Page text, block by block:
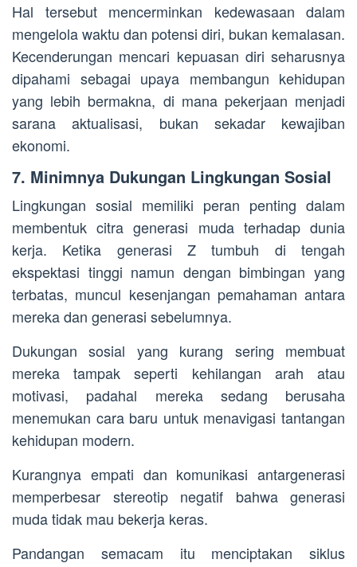
Hal tersebut mencerminkan kedewasaan dalam
mengelola waktu dan potensi diri, bukan kemalasan.
Kecenderungan mencari kepuasan diri seharusnya
dipahami sebagai upaya membangun kehidupan
yang lebih bermakna, di mana pekerjaan menjadi
sarana aktualisasi, bukan sekadar kewajiban
ekonomi.
7. Minimnya Dukungan Lingkungan Sosial
Lingkungan sosial memiliki peran penting dalam
membentuk citra generasi muda terhadap dunia
kerja. Ketika generasi Z tumbuh di tengah
ekspektasi tinggi namun dengan bimbingan yang
terbatas, muncul kesenjangan pemahaman antara
mereka dan generasi sebelumnya.
Dukungan sosial yang kurang sering membuat
mereka tampak seperti kehilangan arah atau
motivasi, padahal mereka sedang berusaha
menemukan cara baru untuk menavigasi tantangan
kehidupan modern.
Kurangnya empati dan komunikasi antargenerasi
memperbesar stereotip negatif bahwa generasi
muda tidak mau bekerja keras.
Pandangan semacam itu menciptakan siklus